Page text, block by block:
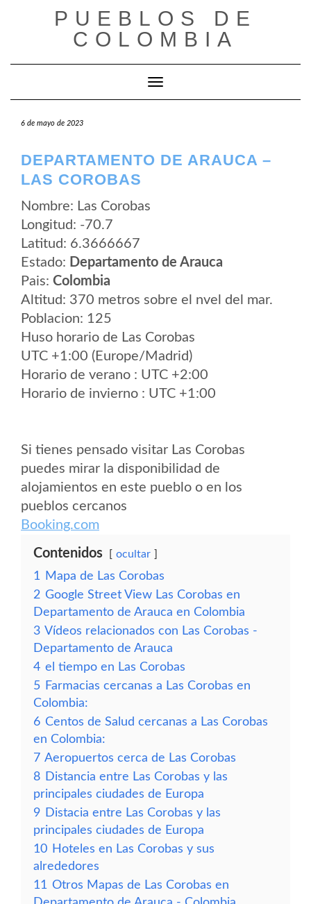
PUEBLOS DE
COLOMBIA
Cambiar modo de navegación
6 de mayo de 2023
DEPARTAMENTO DE ARAUCA –
LAS COROBAS
Nombre: Las Corobas
Longitud: -70.7
Latitud: 6.3666667
Estado: Departamento de Arauca
Pais: Colombia
Altitud: 370 metros sobre el nvel del mar.
Poblacion: 125
Huso horario de Las Corobas
UTC +1:00 (Europe/Madrid)
Horario de verano : UTC +2:00
Horario de invierno : UTC +1:00
Si tienes pensado visitar Las Corobas
puedes mirar la disponibilidad de
alojamientos en este pueblo o en los
pueblos cercanos
Booking.com
Contenidos ocultar
1
Mapa de Las Corobas
2 Google Street View Las Corobas en
Departamento de Arauca en Colombia
3 Vídeos relacionados con Las Corobas -
Departamento de Arauca
4 el tiempo en Las Corobas
5 Farmacias cercanas a Las Corobas en
Colombia:
6 Centos de Salud cercanas a Las Corobas
en Colombia:
7 Aeropuertos cerca de Las Corobas
8 Distancia entre Las Corobas y las
principales ciudades de Europa
9 Distacia entre Las Corobas y las
principales ciudades de Europa
10 Hoteles en Las Corobas y sus
alrededores
11 Otros Mapas de Las Corobas en